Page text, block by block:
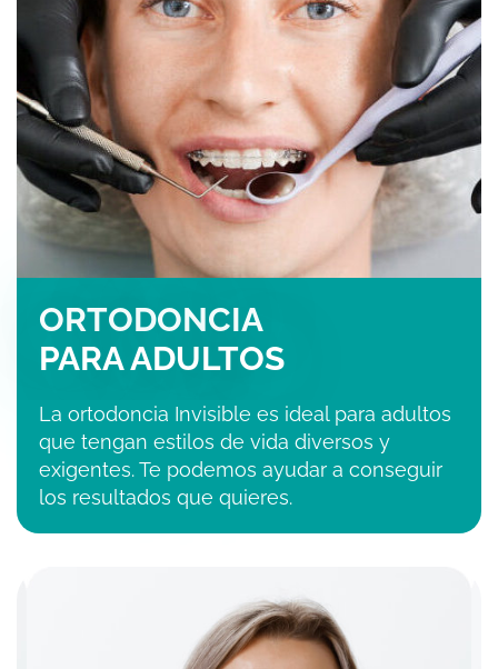
ORTODONCIA
PARA ADULTOS
La ortodoncia Invisible es ideal para adultos
que tengan estilos de vida diversos y
exigentes. Te podemos ayudar a conseguir
los resultados que quieres.